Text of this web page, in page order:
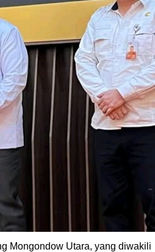
Mongondow Utara, yang diwakili
Rekrutmen Staf